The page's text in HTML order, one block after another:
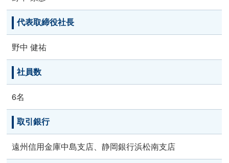
代表取締役社長
野中 健祐
社員数
6名
取引銀行
遠州信用金庫中島支店、静岡銀行浜松南支店